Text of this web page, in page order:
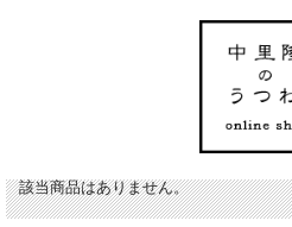
該当商品はありません。